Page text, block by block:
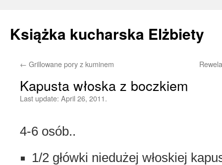
Książka kucharska Elżbiety
Skip
← Grillowane pory z kuminem
Kapusta włoska z boczkiem
Last update: April 26, 2011.
4-6 osób..
1/2 główki niedużej włoskiej